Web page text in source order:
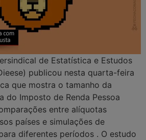
de Estatística e Estudos
publicou nesta quarta-feira
que mostra o tamanho da
do Imposto de Renda Pessoa
entre alíquotas
países e simulações de
diferentes períodos . O estudo